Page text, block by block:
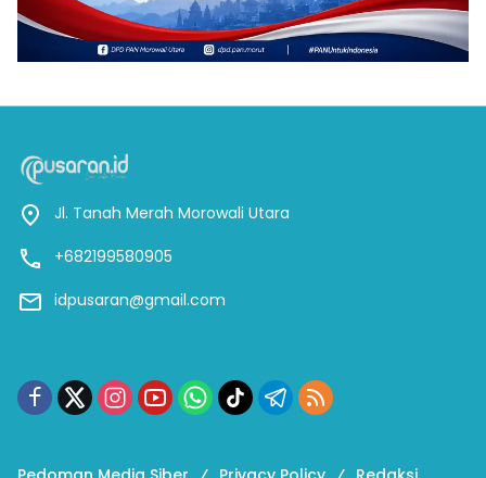
Jl. Tanah Merah Morowali Utara
+682199580905
idpusaran@gmail.com